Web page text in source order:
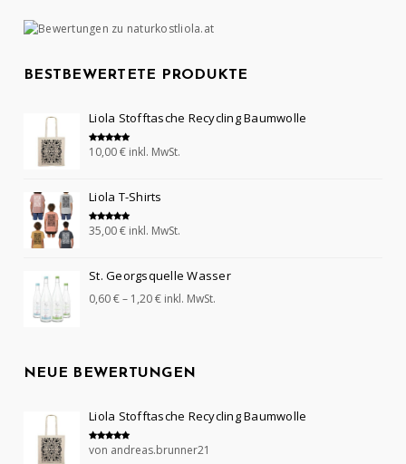
BESTBEWERTETE PRODUKTE
Liola Stofftasche Recycling Baumwolle
Bewertet mit
5.00
10,00€ inkl. MwSt.
Liola T-Shirts
Bewertet mit
5.00
35,00€ inkl. MwSt.
St. Georgsquelle Wasser
0,60€– 1,20€ inkl. MwSt.
NEUE BEWERTUNGEN
Liola Stofftasche Recycling Baumwolle
Bewertet mit
von andreas.brunner21